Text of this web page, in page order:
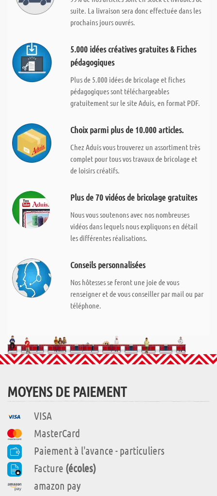
suite. La livraison sera donc effectuée dans les
prochains jours ouvrés.
5.000 idées créatives gratuites & Fiches
pédagogiques
Plus de 5.000 idées de bricolage et fiches
pédagogiques sont téléchargeables
gratuitement sur le site Aduis, en format PDF.
Choix parmi plus de 10.000 articles.
Chez Aduis vous trouverez un assortiment très
complet pour tous vos travaux de bricolage et
de loisirs créatifs.
Plus de 70 vidéos de bricolage gratuites
Nous vous soutenons avec nos nombreuses
vidéos dans lequels nous expliquons en détail
les différentes réalisations.
Conseils personnalisées
Nos hôtesses se feront une joie de vous
renseigner et de vous conseiller par mail ou par
téléphone.
MOYENS DE PAIEMENT
VISA
MasterCard
Paiement à l'avance - particuliers
Facture (écoles)
amazon pay